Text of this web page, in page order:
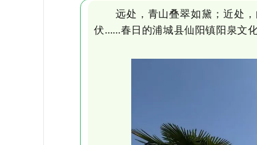
远处，青山叠翠如黛；近处，
伏……春日的浦城县仙阳镇阳泉文